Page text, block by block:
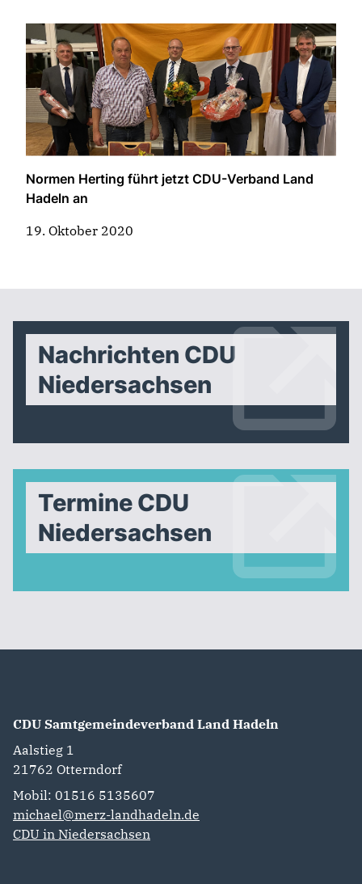
Normen Herting führt jetzt CDU-Verband Land
Hadeln an
19. Oktober 2020
Nachrichten CDU
Niedersachsen
Termine CDU
Niedersachsen
CDU Samtgemeindeverband Land Hadeln
Aalstieg 1
21762 Otterndorf
Mobil: 01516 5135607
michael@merz-landhadeln.de
CDU in Niedersachsen